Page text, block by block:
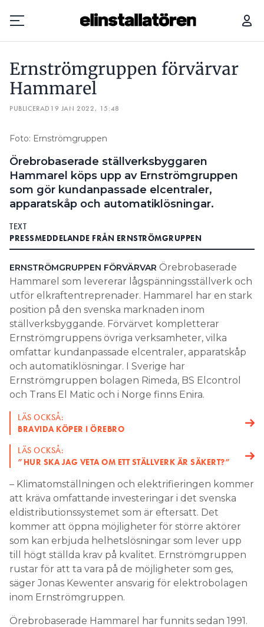
Prenumerera
Hantera prenumeration
Lediga jobb
Annonsera
Läs E-tidningen
Om tidningen
Kontakt
Search for:
SEARCH
Ernströmgruppen förvärvar
Hammarel
PUBLICERAD 19 JAN 2022, 15:48
Foto: Ernströmgruppen
Örebrobaserade ställverksbyggaren
Hammarel köps upp av Ernströmgruppen
som gör kundanpassade elcentraler,
apparatskåp och automatiklösningar.
TEXT
PRESSMEDDELANDE FRÅN ERNSTRÖMGRUPPEN
ERNSTRÖMGRUPPEN FÖRVÄRVAR Örebrobaserade
Hammarel som levererar lågspänningsställverk och
utför elkraftentreprenader. Hammarel har en stark
position på den svenska marknaden inom
ställverksbyggande. Förvärvet kompletterar
Ernströmgruppens övriga verksamheter, vilka
omfattar kundanpassade elcentraler, apparatskåp
och automatiklösningar. I Sverige har
Ernströmgruppen bolagen Rimeda, BS Elcontrol
och Trans El Matic och i Norge finns Enira.
LÄS OCKSÅ:
BRAVIDA KÖPER I ÖREBRO
LÄS OCKSÅ:
”HUR SKA JAG VETA OM ETT STÄLLVERK ÄR SÄKERT?”
– Klimatomställningen och elektrifieringen kommer
att kräva omfattande investeringar i det svenska
eldistributionssystemet som är eftersatt. Det
kommer att öppna möjligheter för större aktörer
som kan erbjuda helhetslösningar som lever upp
till högt ställda krav på kvalitet. Ernströmgruppen
rustar för att ta vara på de möjligheter som ges,
säger Jonas Kewenter ansvarig för elektrobolagen
inom Ernströmgruppen.
Örebrobaserade Hammarel har funnits sedan 1991.
ERNSTRÖMGRUPPEN FÖRVÄRVAR HAMMAREL